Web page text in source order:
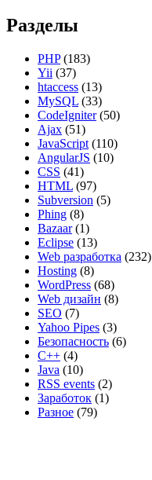
Разделы
PHP(183)
Yii (37)
htaccess (13)
MySQL (33)
CodeIgniter(50)
Ajax (51)
JavaScript (110)
AngularJS (10)
CSS (41)
HTML (97)
Subversion (5)
Phing (8)
Bazaar(1)
Eclipse (13)
Web разработка (232)
Hosting (8)
WordPress (68)
Web дизайн (8)
SEO (7)
Yahoo Pipes (3)
Безопасность (6)
C++ (4)
Java (10)
RSS events (2)
Заработок (1)
Разное (79)